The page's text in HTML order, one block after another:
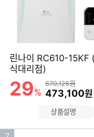
린나이 RC610-15KF (공
식대리점)
할인률
29%
상품금액
670,125원
할인금액
473,100원
상품설명